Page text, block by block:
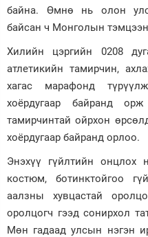
байна. Өмнө нь олон
байсан ч Монголын
Хилийн цэргийн 0208
атлетикийн тамирчин,
хагас марафонд
хоёрдугаар байранд
тамирчинтай ойрхон
хоёрдугаар байранд орлоо.
Энэхүү гүйлтийн онцлох
костюм, ботинктойгоо
аалзны хувцастай
оролцогч гээд сонирхол
Мөн гадаад улсын нэгэн